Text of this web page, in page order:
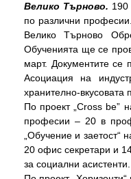
Велико Търново. 190
по различни
Велико Търново
Обученията ще се
март. Документите се
Асоциация на
хранително-вкусовата
По проект „Cross be”
професии – 20 в
„Обучение и
20 офис секретари и
за социални